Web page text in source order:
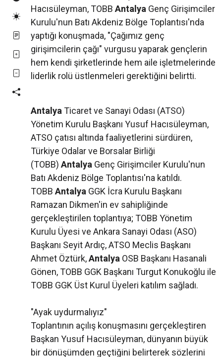
Hacısüleyman, TOBB Antalya Genç Girişimciler
Kurulu'nun Batı Akdeniz Bölge Toplantısı'nda
yaptığı konuşmada, "Çağımız genç
girişimcilerin çağı" vurgusu yaparak gençlerin
hem kendi şirketlerinde hem aile işletmelerinde
liderlik rolü üstlenmeleri gerektiğini belirtti.
AntalyaTicaret ve Sanayi Odası (ATSO)
Yönetim Kurulu Başkanı Yusuf Hacısüleyman,
ATSO çatısı altında faaliyetlerini sürdüren,
Türkiye Odalar ve Borsalar Birliği
(TOBB) Antalya Genç Girişimciler Kurulu'nun
Batı Akdeniz Bölge Toplantısı'na katıldı.
TOBB Antalya GGK İcra Kurulu Başkanı
Ramazan Dikmen'in ev sahipliğinde
gerçekleştirilen toplantıya; TOBB Yönetim
Kurulu Üyesi ve Ankara Sanayi Odası (ASO)
Başkanı Seyit Ardıç, ATSO Meclis Başkanı
Ahmet Öztürk,Antalya OSB Başkanı Hasanali
Gönen, TOBB GGK Başkanı Turgut Konukoğlu ile
TOBB GGK Üst Kurul Üyeleri katılım sağladı.
"Ayak uydurmalıyız"
Toplantının açılış konuşmasını gerçekleştiren
Başkan Yusuf Hacısüleyman, dünyanın büyük
bir dönüşümden geçtiğini belirterek sözlerini